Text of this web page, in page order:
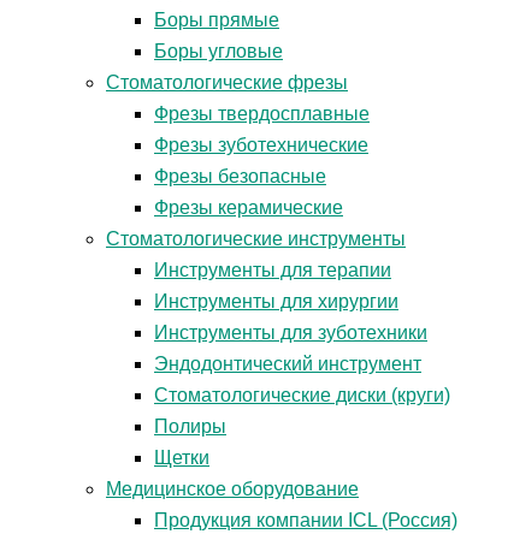
Боры прямые
Боры угловые
Стоматологические фрезы
Фрезы твердосплавные
Фрезы зуботехнические
Фрезы безопасные
Фрезы керамические
Стоматологические инструменты
Инструменты для терапии
Инструменты для хирургии
Инструменты для зуботехники
Эндодонтический инструмент
Стоматологические диски (круги)
Полиры
Щетки
Медицинское оборудование
Продукция компании ICL (Россия)